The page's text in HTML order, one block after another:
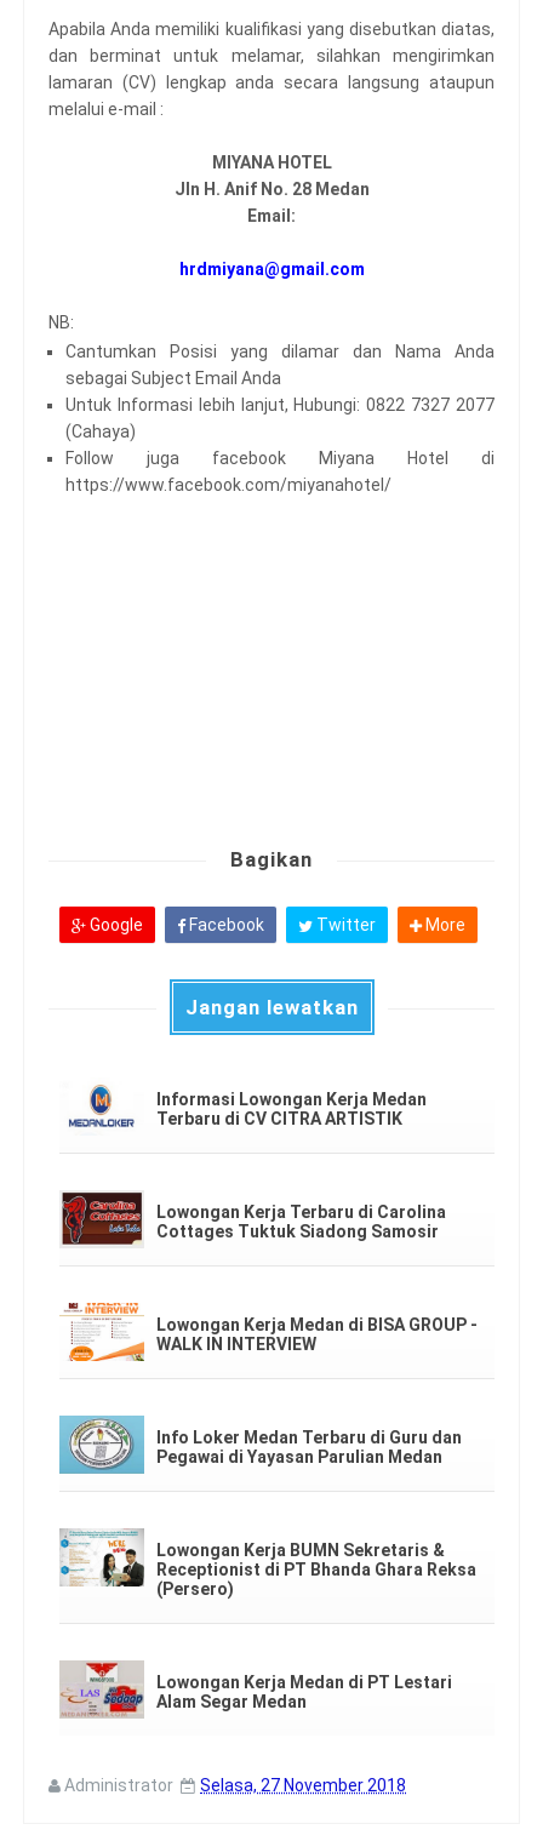
Apabila Anda memiliki kualifikasi yang disebutkan diatas,
dan berminat untuk melamar, silahkan mengirimkan
lamaran (CV) lengkap anda secara langsung ataupun
melalui e-mail :
MIYANA HOTEL
Jln H. Anif No. 28 Medan
Email:
hrdmiyana@gmail.com
NB:
Cantumkan Posisi yang dilamar dan Nama Anda
sebagai Subject Email Anda
Untuk Informasi lebih lanjut, Hubungi: 0822 7327 2077
(Cahaya)
Follow juga facebook Miyana Hotel di
https://www.facebook.com/miyanahotel/
Bagikan
Google Facebook Twitter More
Jangan lewatkan
Informasi Lowongan Kerja Medan
Terbaru di CV CITRA ARTISTIK
Lowongan Kerja Terbaru di Carolina
Cottages Tuktuk Siadong Samosir
Lowongan Kerja Medan di BISA GROUP -
WALK IN INTERVIEW
Info Loker Medan Terbaru di Guru dan
Pegawai di Yayasan Parulian Medan
Lowongan Kerja BUMN Sekretaris &
Receptionist di PT Bhanda Ghara Reksa
(Persero)
Lowongan Kerja Medan di PT Lestari
Alam Segar Medan
Administrator Selasa, 27 November 2018